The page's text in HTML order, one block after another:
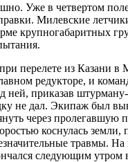
Уже в четвертом
Милевские
крупногабаритных
перелете из Казани в
редукторе, и
ней, приказав
не дал. Экипаж был
через
коснулась
травмы.
следующим утром